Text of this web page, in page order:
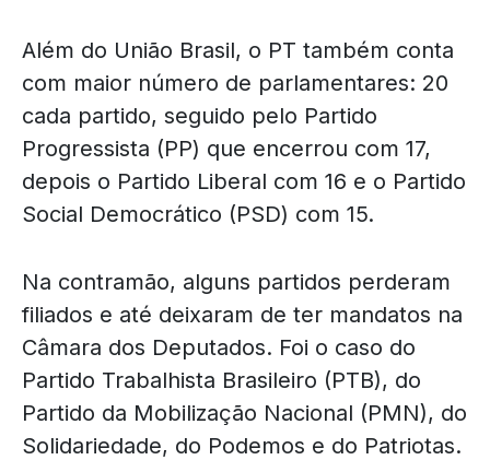
Além do União Brasil, o PT também conta
com maior número de parlamentares: 20
cada partido, seguido pelo Partido
Progressista (PP) que encerrou com 17,
depois o Partido Liberal com 16 e o Partido
Social Democrático (PSD) com 15.
Na contramão, alguns partidos perderam
filiados e até deixaram de ter mandatos na
Câmara dos Deputados. Foi o caso do
Partido Trabalhista Brasileiro (PTB), do
Partido da Mobilização Nacional (PMN), do
Solidariedade, do Podemos e do Patriotas.